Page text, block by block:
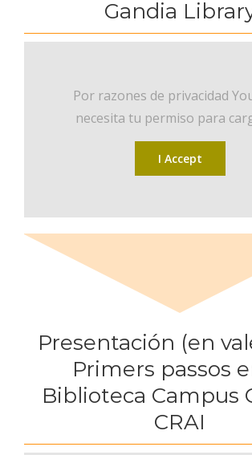
Gandia
Por razones de privacidad
necesita tu permiso para
I Accept
Presentación (en
Primers passos
Biblioteca Campus
CRAI